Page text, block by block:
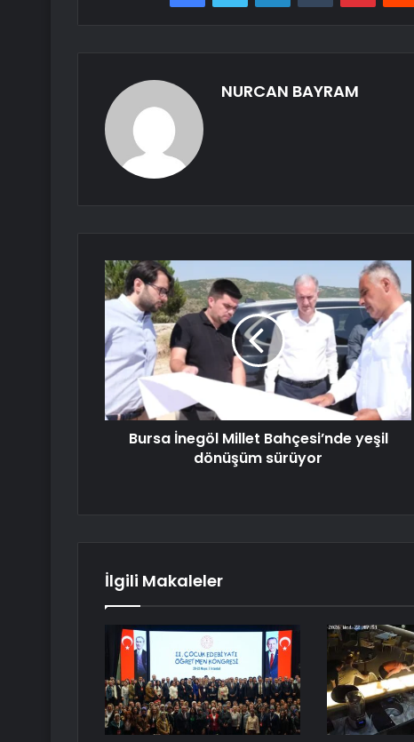
NURCAN BAYRAM
Bursa İnegöl Millet Bahçesi’nde yeşil
dönüşüm sürüyor
İlgili Makaleler